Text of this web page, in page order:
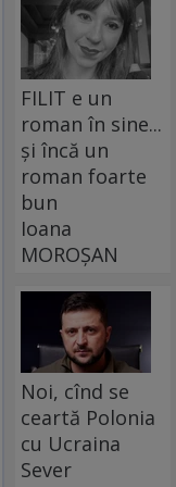
FILIT e un
roman în sine...
și încă un
roman foarte
bun
Ioana
MOROȘAN
Noi, cînd se
ceartă Polonia
cu Ucraina
Sever